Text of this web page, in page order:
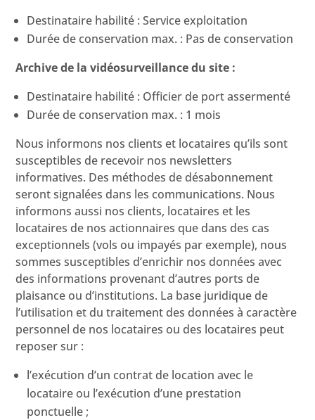
Destinataire habilité : Service exploitation
Durée de conservation max. : Pas de conservation
Archive de la vidéosurveillance du site :
Destinataire habilité : Officier de port assermenté
Durée de conservation max. : 1 mois
Nous informons nos clients et locataires qu’ils sont
susceptibles de recevoir nos newsletters
informatives. Des méthodes de désabonnement
seront signalées dans les communications. Nous
informons aussi nos clients, locataires et les
locataires de nos actionnaires que dans des cas
exceptionnels (vols ou impayés par exemple), nous
sommes susceptibles d’enrichir nos données avec
des informations provenant d’autres ports de
plaisance ou d’institutions. La base juridique de
l’utilisation et du traitement des données à caractère
personnel de nos locataires ou des locataires peut
reposer sur :
l’exécution d’un contrat de location avec le
locataire ou l’exécution d’une prestation
ponctuelle ;